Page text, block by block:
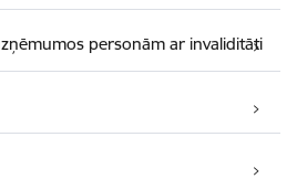
personām ar invaliditāti